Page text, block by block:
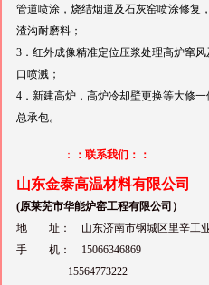
管道喷涂，烧结烟道及石灰窑喷涂修复
渣沟耐磨料；
3．红外成像精准定位压浆处理高炉窜风
口喷溅；
4．新建高炉，高炉冷却壁更换等大修一
总承包。
： ：联系我们：：
山东金泰高温材料有限公司
(原莱芜市华能炉窑工程有限公司）
地 址： 山东济南市钢城区里辛工
手 机： 15066346869
15564773222